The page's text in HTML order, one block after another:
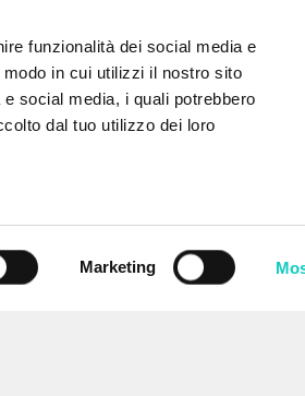
funzionalità dei social media e
in cui utilizzi il nostro sito
social media, i quali potrebbero
dal tuo utilizzo dei loro
Marketing